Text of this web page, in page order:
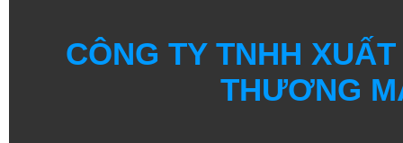
CÔNG TY TNHH
THƯƠNG